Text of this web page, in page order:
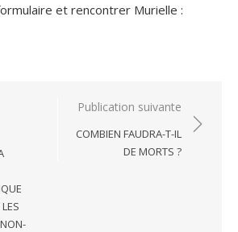
et rencontrer Murielle :
Publication suivante
COMBIEN FAUDRA-T-IL
DE MORTS ?